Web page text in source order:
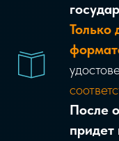
Только
После